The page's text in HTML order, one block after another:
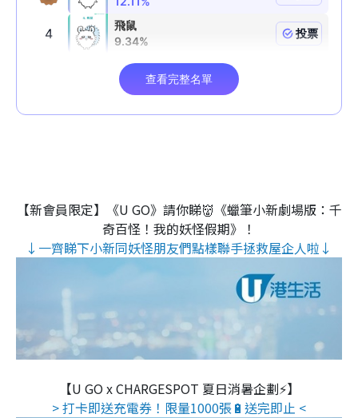
【新會員限定】《U GO》請你睇👹《蠟筆小新劇場版：千
奇百怪！我的妖怪假期》！
↓一齊睇下小新同妖怪朋友們點樣聯手拯救屋企人啦↓
【U GO x CHARGESPOT 夏日消暑企劃⚡】
> 打卡即送充電券！限量1000張🔋送完即止 <